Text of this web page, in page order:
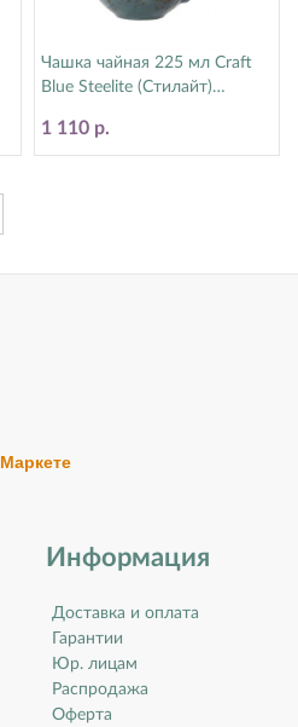
Чашка чайная 225 мл Craft
Blue Steelite (Стилайт)
1 110 р.
Маркете
Информация
Доставка и оплата
Гарантии
Юр. лицам
Распродажа
Оферта